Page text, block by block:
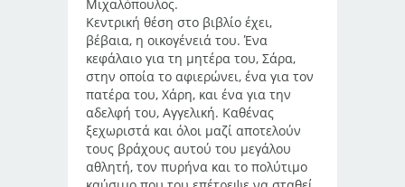
Μιχαλόπουλος.
Κεντρική θέση στο βιβλίο έχει,
βέβαια, η οικογένειά του. Ένα
κεφάλαιο για τη μητέρα του, Σάρα,
στην οποία το αφιερώνει, ένα για τον
πατέρα του, Χάρη, και ένα για την
αδελφή του, Αγγελική. Καθένας
ξεχωριστά και όλοι μαζί αποτελούν
τους βράχους αυτού του μεγάλου
αθλητή, τον πυρήνα και το πολύτιμο